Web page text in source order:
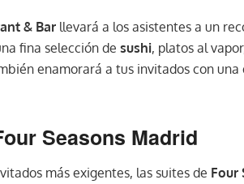
& Bar llevará a los asistentes a un
fina selección de sushi, platos al
enamorará a tus invitados con
Seasons Madrid
más exigentes, las suites de Four